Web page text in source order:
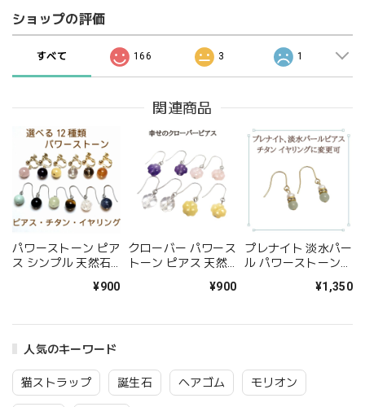
人気のキーワード
猫ストラップ 誕生石 ヘアゴム モリオン
ショップの評価
すべて 166 3 1
関連商品
パワーストーン ピア
ス シンプル 天然石
類 アメジスト アラ
タイガーアイ レイン
ナイト オニキス ソ
スモーキー サーペン
チン カーネリアン
¥900
クローバー パワース
トーン ピアス 天然
イト ローズクォーツ
ル 水晶 アクセサリ
対応 チタン
¥900
プレナイト 淡水パー
ル パワーストーン
金属アレルギー 対応
ール便送料無料 アク
¥1,350